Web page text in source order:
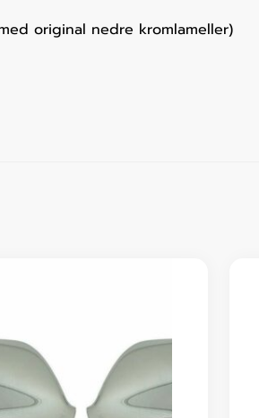
original nedre kromlameller)